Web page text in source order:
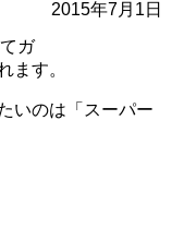
2015年7月1日
ガ
ます。
いのは「スーパー